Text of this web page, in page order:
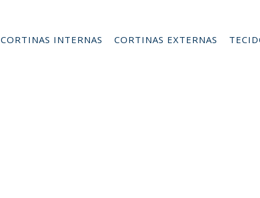
CORTINAS INTERNAS CORTINAS EXTERNAS